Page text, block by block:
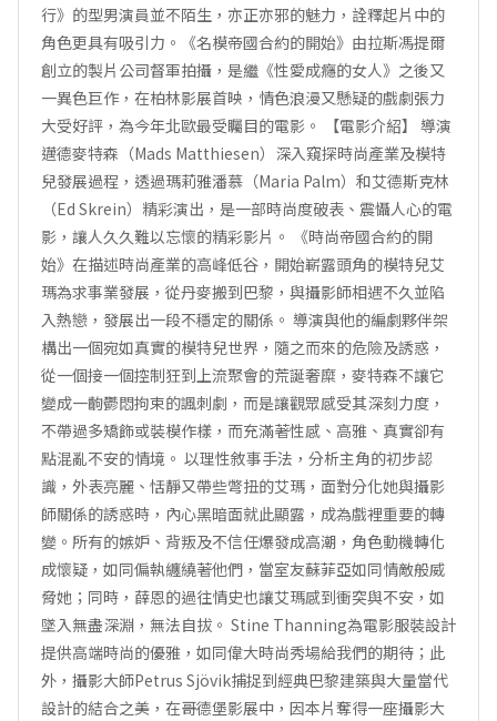
行》的型男演員並不陌生，亦正亦邪的魅力，詮釋起片中的
角色更具有吸引力。《名模帝國合約的開始》由拉斯馮提爾
創立的製片公司督軍拍攝，是繼《性愛成癮的女人》之後又
一異色巨作，在柏林影展首映，情色浪漫又懸疑的戲劇張力
大受好評，為今年北歐最受矚目的電影。 【電影介紹】 導演
邁德麥特森（Mads Matthiesen）深入窺探時尚產業及模特
兒發展過程，透過瑪莉雅潘慕（Maria Palm）和艾德斯克林
（Ed Skrein）精彩演出，是一部時尚度破表、震懾人心的電
影，讓人久久難以忘懷的精彩影片。 《時尚帝國合約的開
始》在描述時尚產業的高峰低谷，開始嶄露頭角的模特兒艾
瑪為求事業發展，從丹麥搬到巴黎，與攝影師相遇不久並陷
入熱戀，發展出一段不穩定的關係。 導演與他的編劇夥伴架
構出一個宛如真實的模特兒世界，隨之而來的危險及誘惑，
從一個接一個控制狂到上流聚會的荒誕奢糜，麥特森不讓它
變成一齣鬱悶拘束的諷刺劇，而是讓觀眾感受其深刻力度，
不帶過多矯飾或裝模作樣，而充滿著性感、高雅、真實卻有
點混亂不安的情境。 以理性敘事手法，分析主角的初步認
識，外表亮麗、恬靜又帶些彆扭的艾瑪，面對分化她與攝影
師關係的誘惑時，內心黑暗面就此顯露，成為戲裡重要的轉
變。所有的嫉妒、背叛及不信任爆發成高潮，角色動機轉化
成懷疑，如同偏執纏繞著他們，當室友蘇菲亞如同情敵般威
脅她；同時，薛恩的過往情史也讓艾瑪感到衝突與不安，如
墜入無盡深淵，無法自拔。 Stine Thanning為電影服裝設計
提供高端時尚的優雅，如同偉大時尚秀場給我們的期待；此
外，攝影大師Petrus Sjövik捕捉到經典巴黎建築與大量當代
設計的結合之美，在哥德堡影展中，因本片奪得一座攝影大